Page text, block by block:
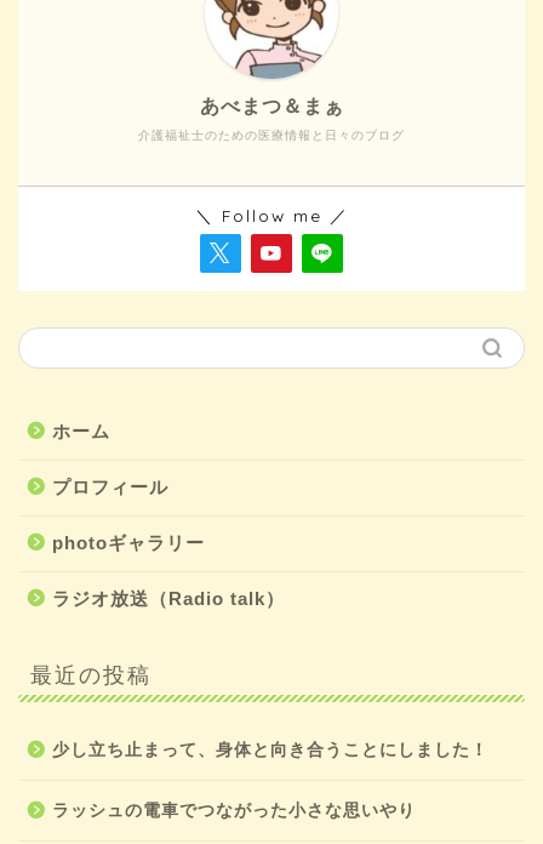
介護福祉士のための医療情報と日々のブログ
あべまつ＆まぁ
＼ Follow me ／
ホーム
プロフィール
photoギャラリー
ラジオ放送（Radio talk）
最近の投稿
少し立ち止まって、身体と向き合うことにしました！
ラッシュの電車でつながった小さな思いやり